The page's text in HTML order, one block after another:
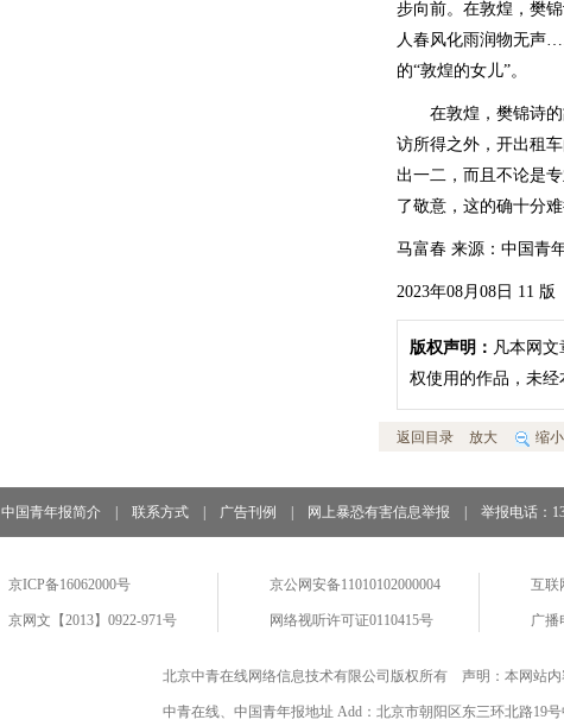
步向前。在敦煌，樊
人春风化雨润物无声
的“敦煌的女儿”。
在敦煌，樊锦诗的
访所得之外，开出租
出一二，而且不论是
了敬意，这的确十分
马富春 来源：中国青
2023年08月08日 11 版
版权声明： 凡本网
权使用的作品，未经
返回目录 放大 缩小
中国青年报简介 联系方式 广告刊例 网上暴恐有害信息举报 举报电话：
京ICP备16062000号
京网文【2013】0922-971号
京公网安备11010102000004
网络视听许可证0110415号
互联
广播
北京中青在线网络信息技术有限公司版权所有 声明：本网站
中青在线、中国青年报地址 Add：北京市朝阳区东三环北路19号